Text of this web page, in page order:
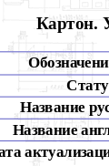
Картон.
Название
Название